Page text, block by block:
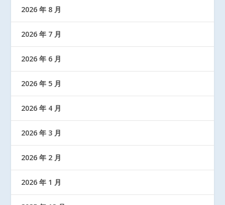
2026 年 8 月
2026 年 7 月
2026 年 6 月
2026 年 5 月
2026 年 4 月
2026 年 3 月
2026 年 2 月
2026 年 1 月